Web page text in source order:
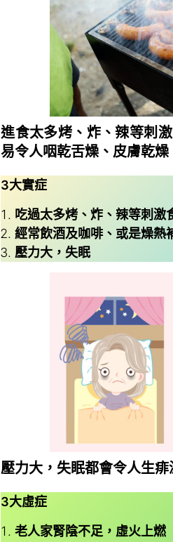
進食太多烤、炸、辣等刺
易令人咽乾舌燥、皮膚乾燥
3大實症
吃過太多烤、炸、辣等刺激
經常飲酒及咖啡、或是燥熱
壓力大，失眠
壓力大，失眠都會令人生痱
3大虛症
老人家腎陰不足，虛火上燃